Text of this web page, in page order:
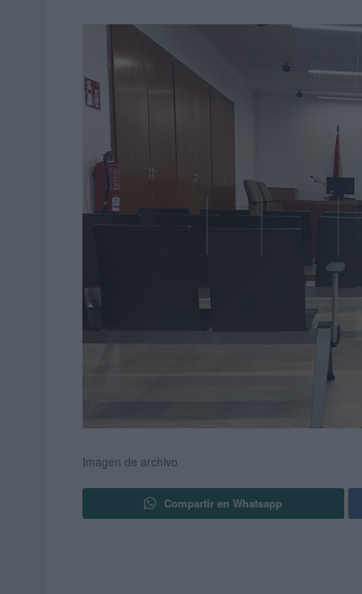
Imagen de archivo
Compartir en Whatsapp